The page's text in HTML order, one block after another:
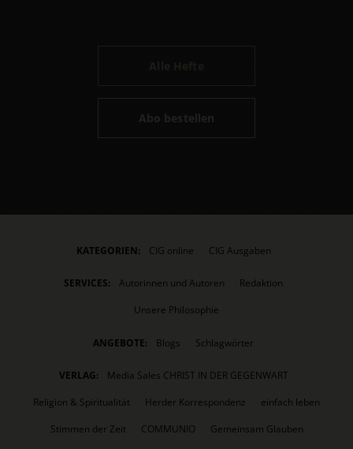
Abo bestellen
KATEGORIEN: CIG online CIG Ausgaben
SERVICES: Autorinnen und Autoren
Redaktion
Unsere Philosophie
ANGEBOTE: Blogs Schlagwörter
VERLAG:
Media Sales CHRIST IN DER GEGENWART
Religion & Spiritualität
Herder Korrespondenz
einfach leben
Stimmen der Zeit
COMMUNIO
Gemeinsam Glauben